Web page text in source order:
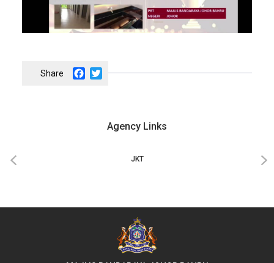
Facebook
Agency Links
‹ ›